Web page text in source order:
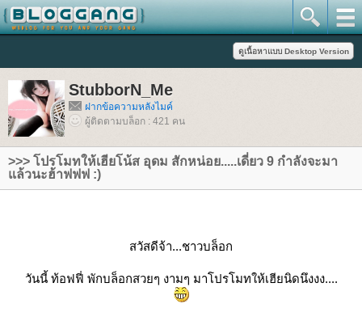
StubborN_Me
ฝากข้อความหลังไมค์
ผู้ติดตามบล็อก : 421 คน
>>> โปรโมทให้เฮียโน้ส อุดม สักหน่อย.....เดี่ยว 9 กำลังจะมา
ล้วนะฮ้าฟฟฟ :)
สวัสดีจ้า...ชาวบล็อก
วันนี้ ท้อฟฟี่ พักบล็อกสวยๆ งามๆ มาโปรโมทให้เฮียนิดนึงงง....